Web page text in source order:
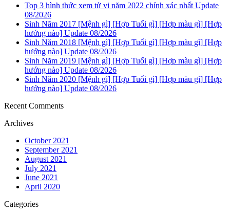
Top 3 hình thức xem tử vi năm 2022 chính xác nhất Update
08/2026
Sinh Năm 2017 [Mệnh gì] [Hợp Tuổi gì] [Hợp màu gì] [Hợp
hướng nào] Update 08/2026
Sinh Năm 2018 [Mệnh gì] [Hợp Tuổi gì] [Hợp màu gì] [Hợp
hướng nào] Update 08/2026
Sinh Năm 2019 [Mệnh gì] [Hợp Tuổi gì] [Hợp màu gì] [Hợp
hướng nào] Update 08/2026
Sinh Năm 2020 [Mệnh gì] [Hợp Tuổi gì] [Hợp màu gì] [Hợp
hướng nào] Update 08/2026
Recent Comments
Archives
October 2021
September 2021
August 2021
July 2021
June 2021
April 2020
Categories